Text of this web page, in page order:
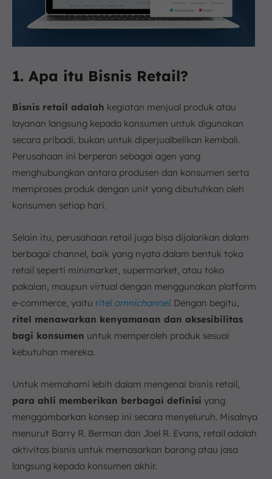
1. Apa itu Bisnis Retail?
Bisnis retail adalah kegiatan menjual produk atau
layanan langsung kepada konsumen untuk digunakan
secara pribadi, bukan untuk diperjualbelikan kembali.
Perusahaan ini berperan sebagai agen yang
menghubungkan antara produsen dan konsumen serta
memproses produk dengan unit yang dibutuhkan oleh
konsumen setiap hari.
Selain itu, perusahaan retail juga bisa dijalankan dalam
berbagai channel, baik yang nyata dalam bentuk toko
retail seperti minimarket, supermarket, atau toko
pakaian, maupun virtual dengan menggunakan platform
e-commerce, yaitu ritel omnichannel. Dengan begitu,
ritel menawarkan kenyamanan dan aksesibilitas
bagi konsumen untuk memperoleh produk sesuai
kebutuhan mereka.
Untuk memahami lebih dalam mengenai bisnis retail,
para ahli memberikan berbagai definisi yang
menggambarkan konsep ini secara menyeluruh. Misalnya
menurut Barry R. Berman dan Joel R. Evans, retail adalah
aktivitas bisnis untuk memasarkan barang atau jasa
langsung kepada konsumen akhir.